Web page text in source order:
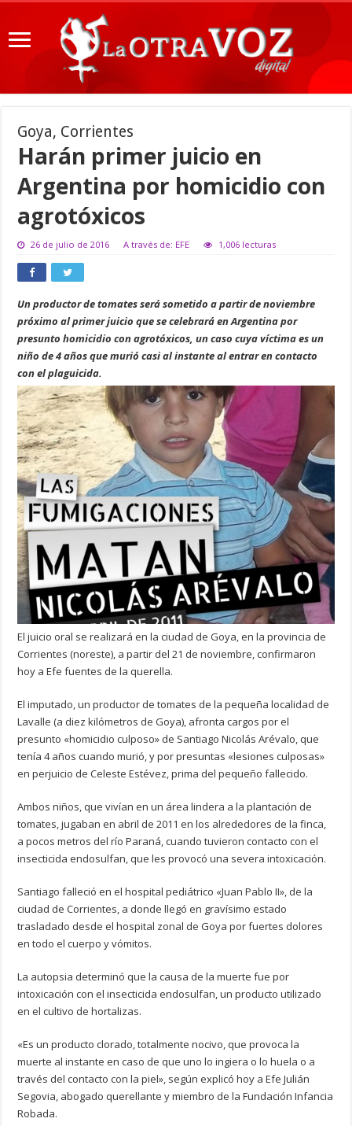
Goya, Corrientes
Harán primer juicio en
Argentina por homicidio con
agrotóxicos
26 de julio de 2016 A través de: EFE 1,006 lecturas
Un productor de tomates será sometido a partir de noviembre
próximo al primer juicio que se celebrará en Argentina por
presunto homicidio con agrotóxicos, un caso cuya víctima es un
niño de 4 años que murió casi al instante al entrar en contacto
con el plaguicida.
El juicio oral se realizará en la ciudad de Goya, en la provincia de
Corrientes (noreste), a partir del 21 de noviembre, confirmaron
hoy a Efe fuentes de la querella.
El imputado, un productor de tomates de la pequeña localidad de
Lavalle (a diez kilómetros de Goya), afronta cargos por el
presunto «homicidio culposo» de Santiago Nicolás Arévalo, que
tenía 4 años cuando murió, y por presuntas «lesiones culposas»
en perjuicio de Celeste Estévez, prima del pequeño fallecido.
Ambos niños, que vivían en un área lindera a la plantación de
tomates, jugaban en abril de 2011 en los alrededores de la finca,
a pocos metros del río Paraná, cuando tuvieron contacto con el
insecticida endosulfan, que les provocó una severa intoxicación.
Santiago falleció en el hospital pediátrico «Juan Pablo II», de la
ciudad de Corrientes, a donde llegó en gravísimo estado
trasladado desde el hospital zonal de Goya por fuertes dolores
en todo el cuerpo y vómitos.
La autopsia determinó que la causa de la muerte fue por
intoxicación con el insecticida endosulfan, un producto utilizado
en el cultivo de hortalizas.
«Es un producto clorado, totalmente nocivo, que provoca la
muerte al instante en caso de que uno lo ingiera o lo huela o a
través del contacto con la piel», según explicó hoy a Efe Julián
Segovia, abogado querellante y miembro de la Fundación Infancia
Robada.